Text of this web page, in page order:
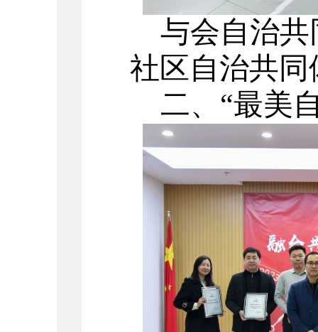
与会自治
社区自治共
二、 “最美